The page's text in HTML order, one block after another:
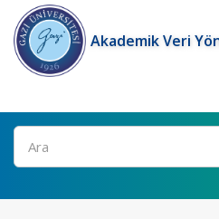
Akademik Veri
Ara